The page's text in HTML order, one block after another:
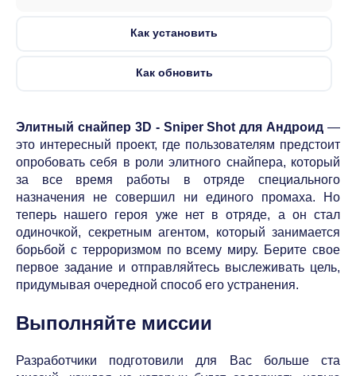
Как установить
Как обновить
Элитный снайпер 3D - Sniper Shot для Андроид —
это интересный проект, где пользователям предстоит
опробовать себя в роли элитного снайпера, который
за все время работы в отряде специального
назначения не совершил ни единого промаха. Но
теперь нашего героя уже нет в отряде, а он стал
одиночкой, секретным агентом, который занимается
борьбой с терроризмом по всему миру. Берите свое
первое задание и отправляйтесь выслеживать цель,
придумывая очередной способ его устранения.
Выполняйте миссии
Разработчики подготовили для Вас больше ста